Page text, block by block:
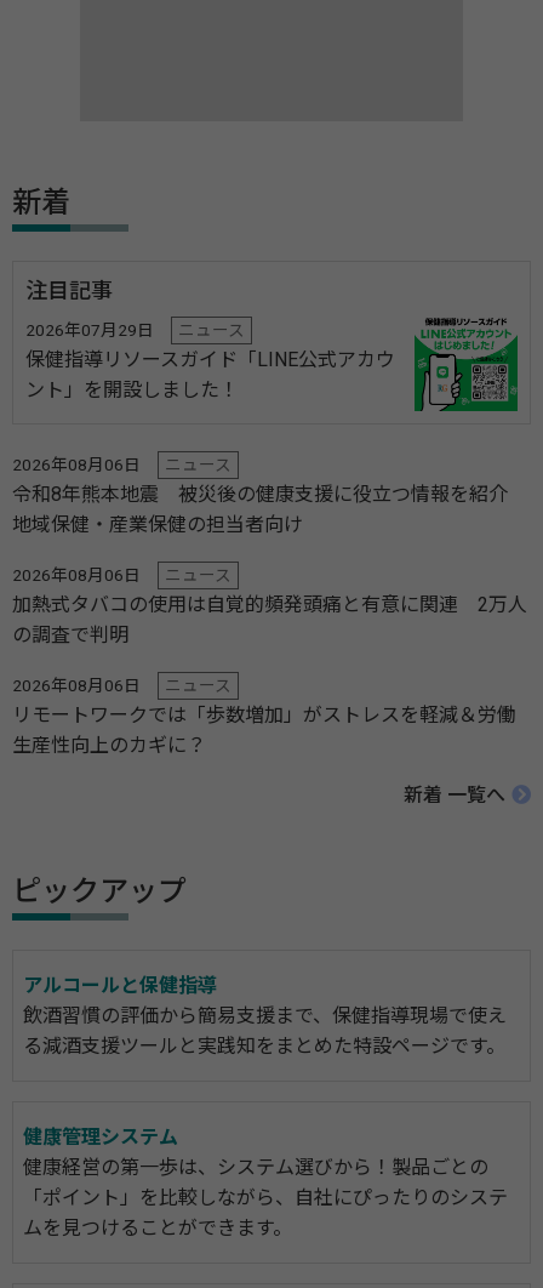
新着
注目記事
2026年07月29日 ニュース
保健指導リソースガイド「LINE公式アカウ
ント」を開設しました！
2026年08月06日 ニュース
令和8年熊本地震 被災後の健康支援に役立つ情報を紹介
地域保健・産業保健の担当者向け
2026年08月06日 ニュース
加熱式タバコの使用は自覚的頻発頭痛と有意に関連 2万人
の調査で判明
2026年08月06日 ニュース
リモートワークでは「歩数増加」がストレスを軽減＆労働
生産性向上のカギに？
新着 一覧へ
ピックアップ
アルコールと保健指導
飲酒習慣の評価から簡易支援まで、保健指導現場で使え
る減酒支援ツールと実践知をまとめた特設ページです。
健康管理システム
健康経営の第一歩は、システム選びから！製品ごとの
「ポイント」を比較しながら、自社にぴったりのシステ
ムを見つけることができます。